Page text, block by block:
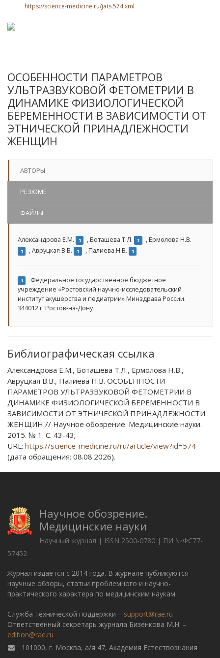
https://science-medicine.ru/jats.574.xml
ОСОБЕННОСТИ ПАРАМЕТРОВ
УЛЬТРАЗВУКОВОЙ ФЕТОМЕТРИИ В
ДИНАМИКЕ ФИЗИОЛОГИЧЕСКОЙ
БЕРЕМЕННОСТИ В ЗАВИСИМОСТИ ОТ
ЭТНИЧЕСКОЙ ПРИНАДЛЕЖНОСТИ
ЖЕНЩИН
АВТОРЫ
РЕЗЮМЕ
ФАЙЛЫ
Александрова Е.М. 1 ,Боташева Т.Л. 1 ,Ермолова Н.В.
1 ,Авруцкая В.В. 1 ,Палиева Н.В. 1
1
Федеральное государственное бюджетное
учреждение «Ростовский научно-исследовательский
институт акушерства и педиатрии» Минздрава России.
344012 г. Ростов-на-Дону
Библиографическая ссылка
Александрова Е.М., Боташева Т.Л., Ермолова Н.В.,
Авруцкая В.В., Палиева Н.В. ОСОБЕННОСТИ
ПАРАМЕТРОВ УЛЬТРАЗВУКОВОЙ ФЕТОМЕТРИИ В
ДИНАМИКЕ ФИЗИОЛОГИЧЕСКОЙ БЕРЕМЕННОСТИ В
ЗАВИСИМОСТИ ОТ ЭТНИЧЕСКОЙ ПРИНАДЛЕЖНОСТИ
ЖЕНЩИН // Научное обозрение. Медицинские науки.
2015. № 1. С. 43-43;
URL: https://science-medicine.ru/ru/article/view?id=574
(дата обращения: 08.08.2026).
Научное обозрение.
Медицинские науки
Научный журнал | ISSN 2500-0780 | ПИ №ФС77-
57452
Журнал издается с 2014 года. В журнале публикуются
научные обзоры, статьи проблемного и научно-
практического характера по медицинским наукам.
Служба технической поддержки – support@rae.ru
Ответственный секретарь журнала Бизенкова М.Н. –
edition@rae.ru
101000, г. Москва, а/я 47, Академия Естествознания